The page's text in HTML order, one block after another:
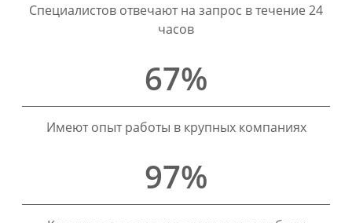
Специалистов отвечают на запрос в течение 24
часов
67%
Имеют опыт работы в крупных компаниях
97%